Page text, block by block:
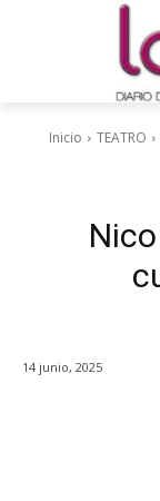
Inicio TEATRO
14 junio, 2025